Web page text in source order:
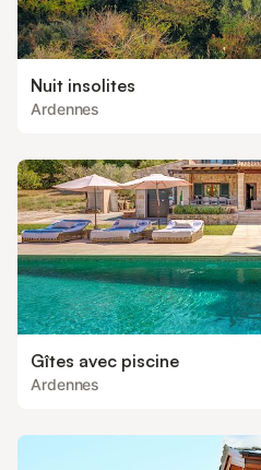
Nuit insolites
Ardennes
Gîtes avec piscine
Ardennes